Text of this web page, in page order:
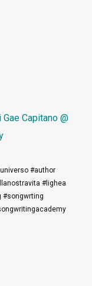
Gae Capitano @
#author
#lighea
#songwrting